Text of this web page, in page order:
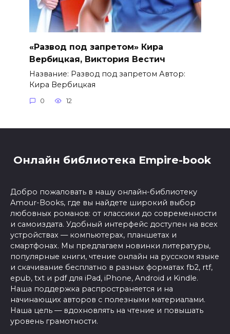
«Развод под запретом» Кира
Вербицкая, Виктория Вестич
Название: Развод под запретом Автор:
Кира Вербицкая
0 12
Онлайн библиотека Empire-book
Добро пожаловать в нашу онлайн-библиотеку
Amour-Books, где вы найдете широкий выбор
любовных романов: от классики до современности
и самоиздата. Удобный интерфейс доступен на всех
устройствах — компьютерах, планшетах и
смартфонах. Мы предлагаем новинки литературы,
популярные книги, чтение онлайн на русском языке
и скачивание бесплатно в разных форматах fb2, rtf,
epub, txt и pdf для iPad, iPhone, Android и Kindle.
Наша поддержка распространяется и на
начинающих авторов с полезными материалами.
Наша цель — вдохновлять на чтение и повышать
уровень грамотности.